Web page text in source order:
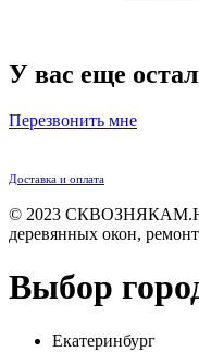
У вас еще
Перезвонить мне
Доставка и оплата
© 2023
деревянных окон,
Выбор
Екатеринбург